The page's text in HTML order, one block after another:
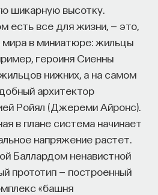
шикарную высотку.
есть все для жизни, — это,
в миниатюре: жильцы
героиня Сиенны
нижних, а на самом
архитектор
Ройял (Джереми Айронс).
в плане система начинает
напряжение растет.
Баллардом ненавистной
прототип — построенный
«башня